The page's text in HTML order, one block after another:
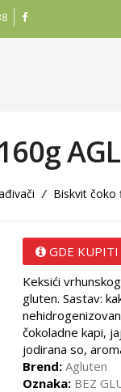
/ Biskvit čoko
GDE KUPITI
Keksići
gluten. Sastav:
čokoladne kapi,
jodirana so,
Brend: Agluten
Oznaka: BEZ